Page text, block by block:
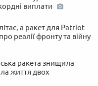
виплати
а ракет для Patriot
реалії фронту та війну
ракета знищила
життя двох